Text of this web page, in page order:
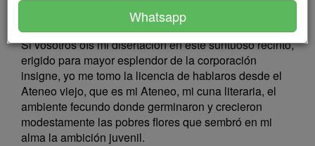
Si vosotros oís mi disertación en este suntuoso recinto,
erigido para mayor esplendor de la corporación
insigne, yo me tomo la licencia de hablaros desde el
Ateneo viejo, que es mi Ateneo, mi cuna literaria, el
ambiente fecundo donde germinaron y crecieron
modestamente las pobres flores que sembró en mi
alma la ambición juvenil.
Whatsapp